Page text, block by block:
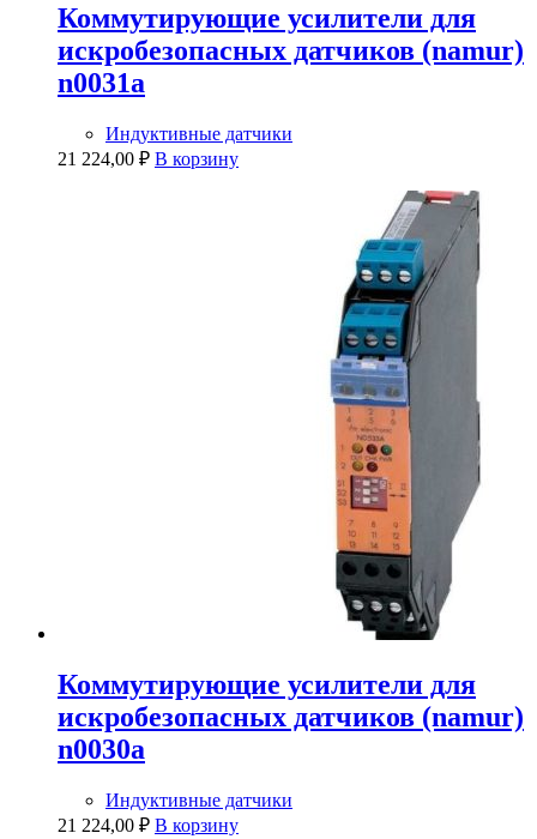
Коммутирующие усилители для
искробезопасных датчиков (namur)
n0031a
Индуктивные датчики
21 224,00 ₽ В корзину
Коммутирующие усилители для
искробезопасных датчиков (namur)
n0030a
Индуктивные датчики
21 224,00 ₽ В корзину